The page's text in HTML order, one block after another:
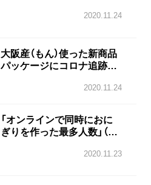
2020.11.24
大阪産（もん）使った新商品
パッケージにコロナ追跡シ
生活様式普及を促進 ローソ
2020.11.24
「オンラインで同時におに
ぎりを作った最多人数」（来
界記録に挑戦！ FC大阪ホー
2020.11.23